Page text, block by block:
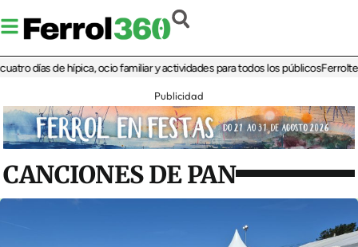
de hípica, ocio familiar y actividades para todos los públicosFerrolterra
Publicidad
CANCIONES DE PAN